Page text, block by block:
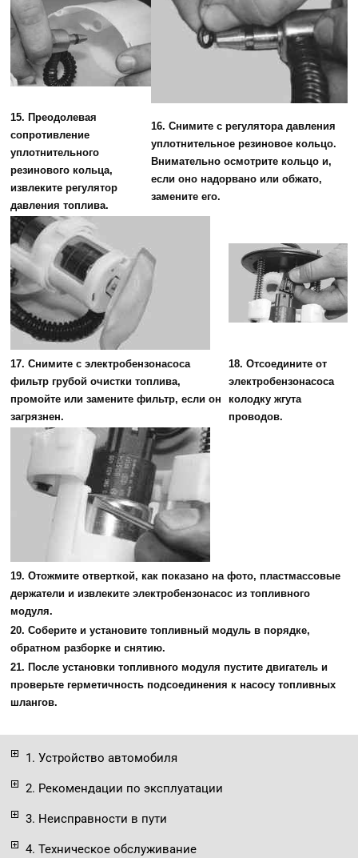
1. Устройство автомобиля
2. Рекомендации по эксплуатации
3. Неисправности в пути
4. Техническое обслуживание
15. Преодолевая
сопротивление
уплотнительного
резинового кольца,
извлеките регулятор
давления топлива.
16. Снимите с регулятора давления
уплотнительное резиновое кольцо.
Внимательно осмотрите кольцо и,
если оно надорвано или обжато,
замените его.
17. Снимите с электробензонасоса
фильтр грубой очистки топлива,
промойте или замените фильтр, если он
загрязнен.
18. Отсоедините от
электробензонасоса
колодку жгута
проводов.
19. Отожмите отверткой, как показано на фото, пластмассовые
держатели и извлеките электробензонасос из топливного
модуля.
20. Соберите и установите топливный модуль в порядке,
обратном разборке и снятию.
21. После установки топливного модуля пустите двигатель и
проверьте герметичность подсоединения к насосу топливных
шлангов.